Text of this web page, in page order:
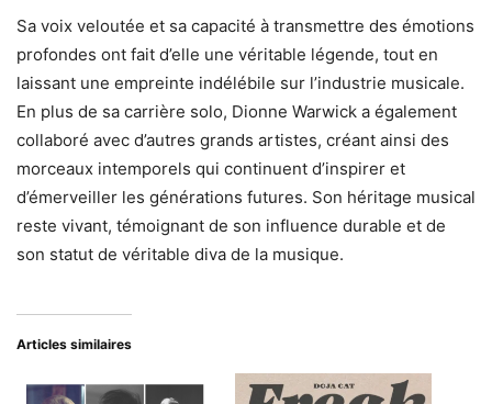
Sa voix veloutée et sa capacité à transmettre des émotions
profondes ont fait d’elle une véritable légende, tout en
laissant une empreinte indélébile sur l’industrie musicale.
En plus de sa carrière solo, Dionne Warwick a également
collaboré avec d’autres grands artistes, créant ainsi des
morceaux intemporels qui continuent d’inspirer et
d’émerveiller les générations futures. Son héritage musical
reste vivant, témoignant de son influence durable et de
son statut de véritable diva de la musique.
Articles similaires